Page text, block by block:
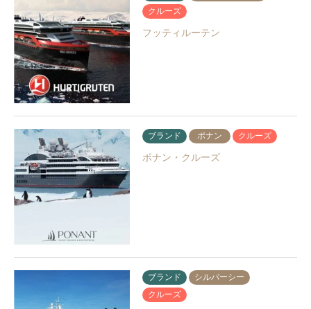
クルーズ
フッティルーテン
ブランド ポナン クルーズ
ポナン・クルーズ
ブランド
シルバーシー
クルーズ